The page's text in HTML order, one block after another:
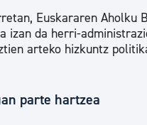
Euskararen Aholku
izan da herri-
arteko hizkuntz
parte hartzea